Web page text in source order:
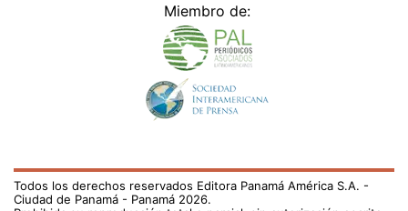
Miembro de:
Todos los derechos reservados Editora Panamá América S.A. -
Ciudad de Panamá - Panamá 2026.